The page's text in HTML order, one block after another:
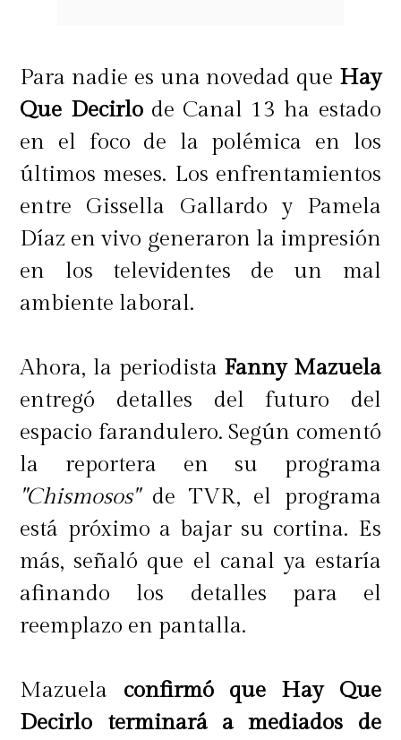
Finalmente, la modelo reiteró que
existe respeto mutuo entre todos los
involucrados y lamentó que
constantemente se intente instalar
una rivalidad que, según aseguró,
no es real.
Junto al video de aclaración, Gala
para mí no lo aclararía, pero creo
que lo amerita porque me siento
incómoda con el malentendido".
Para nadie es una novedad que Hay
Que Decirlode Canal 13 ha estado
en el foco de la polémica en los
últimos meses. Los enfrentamientos
entre Gissella Gallardo y Pamela
Díaz en vivo generaron la impresión
en los televidentes de un mal
ambiente laboral.
Ahora, la periodista Fanny Mazuela
entregó detalles del futuro del
espacio farandulero. Según comentó
la reportera en su programa
"Chismosos"de TVR, el programa
está próximo a bajar su cortina. Es
más, señaló que el canal ya estaría
afinando los detalles para el
reemplazo en pantalla.
Mazuela confirmó que Hay Que
Decirlo terminará a mediados de